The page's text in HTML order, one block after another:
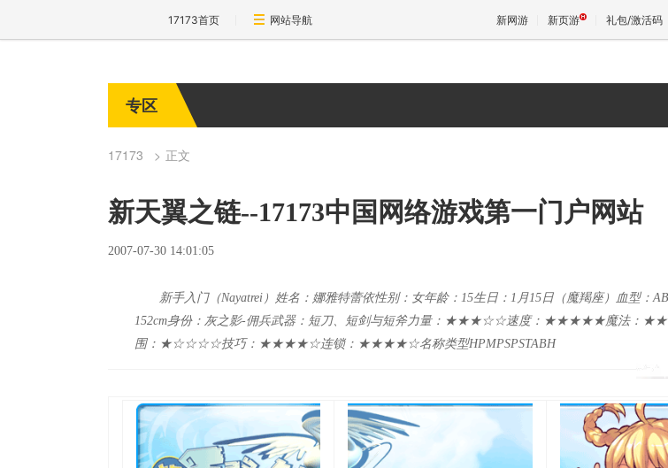
17173首页 网站导航 新网游 新页游 礼包/激活码
专区
17173 正文
新天翼之链--17173中国网络游戏第一门户网站
2007-07-30 14:01:05
新手入门（Nayatrei）姓名：娜雅特蕾依性别：女年龄：15生日：1月15日（魔羯座）血型：
152cm身份：灰之影-佣兵武器：短刀、短剑与短斧力量：★★★☆☆速度：★★★★★魔法：
围：★☆☆☆☆技巧：★★★★☆连锁：★★★★☆名称类型HPMPSPSTABH